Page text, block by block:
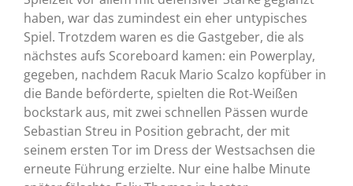
haben, war das zumindest ein eher untypisches
Spiel. Trotzdem waren es die Gastgeber, die als
nächstes aufs Scoreboard kamen: ein Powerplay,
gegeben, nachdem Racuk Mario Scalzo kopfüber in
die Bande beförderte, spielten die Rot-Weißen
bockstark aus, mit zwei schnellen Pässen wurde
Sebastian Streu in Position gebracht, der mit
seinem ersten Tor im Dress der Westsachsen die
erneute Führung erzielte. Nur eine halbe Minute